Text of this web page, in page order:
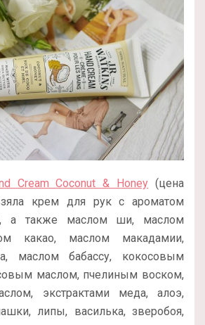
Cream Coconut & Honey (цена
крем для рук с ароматом
а также маслом ши, маслом
какао, маслом макадамии,
маслом бабассу, кокосовым
маслом, пчелиным воском,
экстрактами меда, алоэ,
липы, василька, зверобоя,